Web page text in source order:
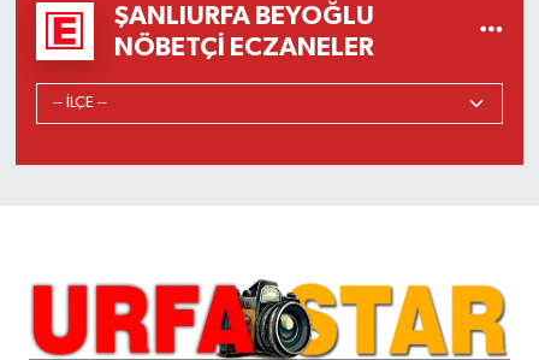
ŞANLIURFA BEYOĞLU
NÖBETÇI ECZANELER